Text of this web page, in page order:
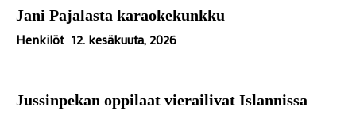
Jani Pajalasta karaokekunkku
Henkilöt 12. kesäkuuta, 2026
Jussinpekan oppilaat vierailivat Islannissa